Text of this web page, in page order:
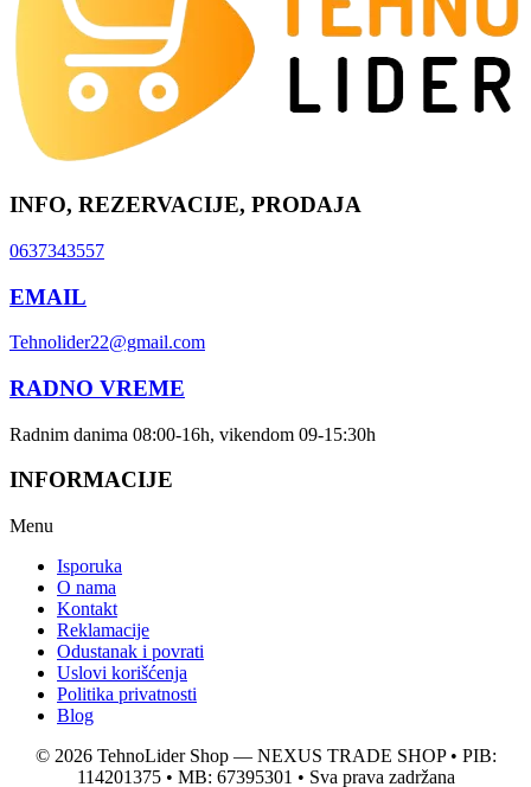
INFO, REZERVACIJE, PRODAJA
0637343557
EMAIL
Tehnolider22@gmail.com
RADNO VREME
Radnim danima 08:00-16h, vikendom 09-15:30h
INFORMACIJE
Menu
Isporuka
O nama
Kontakt
Reklamacije
Odustanak i povrati
Uslovi korišćenja
Politika privatnosti
Blog
© 2026 TehnoLider Shop — NEXUS TRADE SHOP • PIB:
114201375 • MB: 67395301 • Sva prava zadržana